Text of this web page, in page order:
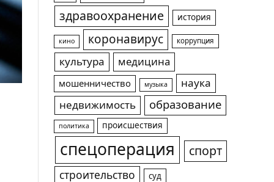
здравоохранение история
кино коронавирус коррупция
культура медицина
мошенничество музыка
наука
недвижимость
образование
политика происшествия
спецоперация спорт
строительство суд